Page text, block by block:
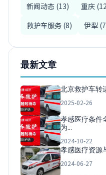
新闻动态 (13)
重庆
救护车服务 (8)
伊犁
最新文章
北京救护车转
2025-02-26
孝感医疗条件
为…
2024-10-22
孝感医疗资源
2024-06-27